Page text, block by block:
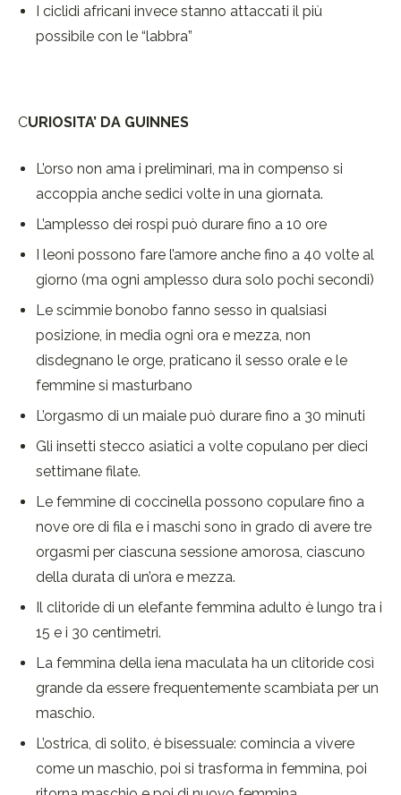
I ciclidi africani invece stanno attaccati il più
possibile con le “labbra”
CURIOSITA’ DA GUINNES
L’orso non ama i preliminari, ma in compenso si
accoppia anche sedici volte in una giornata.
L’amplesso dei rospi può durare fino a 10 ore
I leoni possono fare l’amore anche fino a 40 volte al
giorno (ma ogni amplesso dura solo pochi secondi)
Le scimmie bonobo fanno sesso in qualsiasi
posizione, in media ogni ora e mezza, non
disdegnano le orge, praticano il sesso orale e le
femmine si masturbano
L’orgasmo di un maiale può durare fino a 30 minuti
Gli insetti stecco asiatici a volte copulano per dieci
settimane filate.
Le femmine di coccinella possono copulare fino a
nove ore di fila e i maschi sono in grado di avere tre
orgasmi per ciascuna sessione amorosa, ciascuno
della durata di un’ora e mezza.
Il clitoride di un elefante femmina adulto è lungo tra i
15 e i 30 centimetri.
La femmina della iena maculata ha un clitoride così
grande da essere frequentemente scambiata per un
maschio.
L’ostrica, di solito, è bisessuale: comincia a vivere
come un maschio, poi si trasforma in femmina, poi